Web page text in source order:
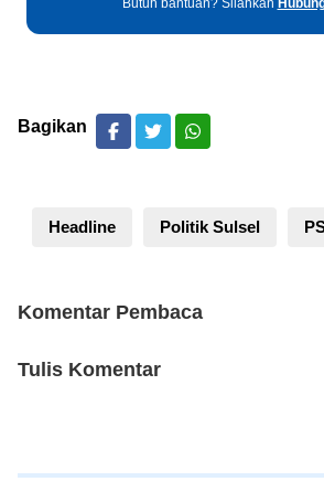
Butuh bantuan? Silahkan
Bagikan
Headline Politik Sulsel
Komentar Pembaca
Tulis Komentar